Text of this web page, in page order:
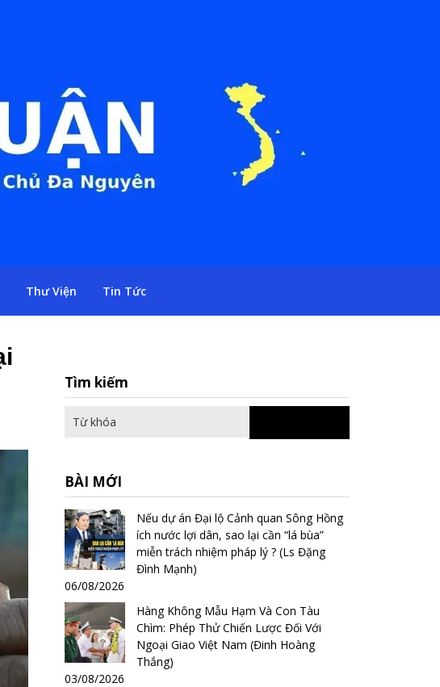
Thư Viện Tin Tức
Tìm kiếm
for:
BÀI MỚI
Nếu dự án Đại lộ Cảnh quan Sông Hồng
ích nước lợi dân, sao lại cần “lá bùa”
miễn trách nhiệm pháp lý ? (Ls Đặng
Đình Mạnh)
06/08/2026
Hàng Không Mẫu Hạm Và Con Tàu
Chìm: Phép Thử Chiến Lược Đối Với
Ngoại Giao Việt Nam (Đinh Hoàng
Thắng)
03/08/2026